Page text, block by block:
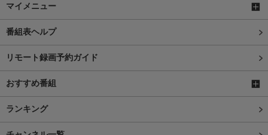
マイメニュー
番組表ヘルプ
リモート録画予約ガイド
おすすめ番組
ランキング